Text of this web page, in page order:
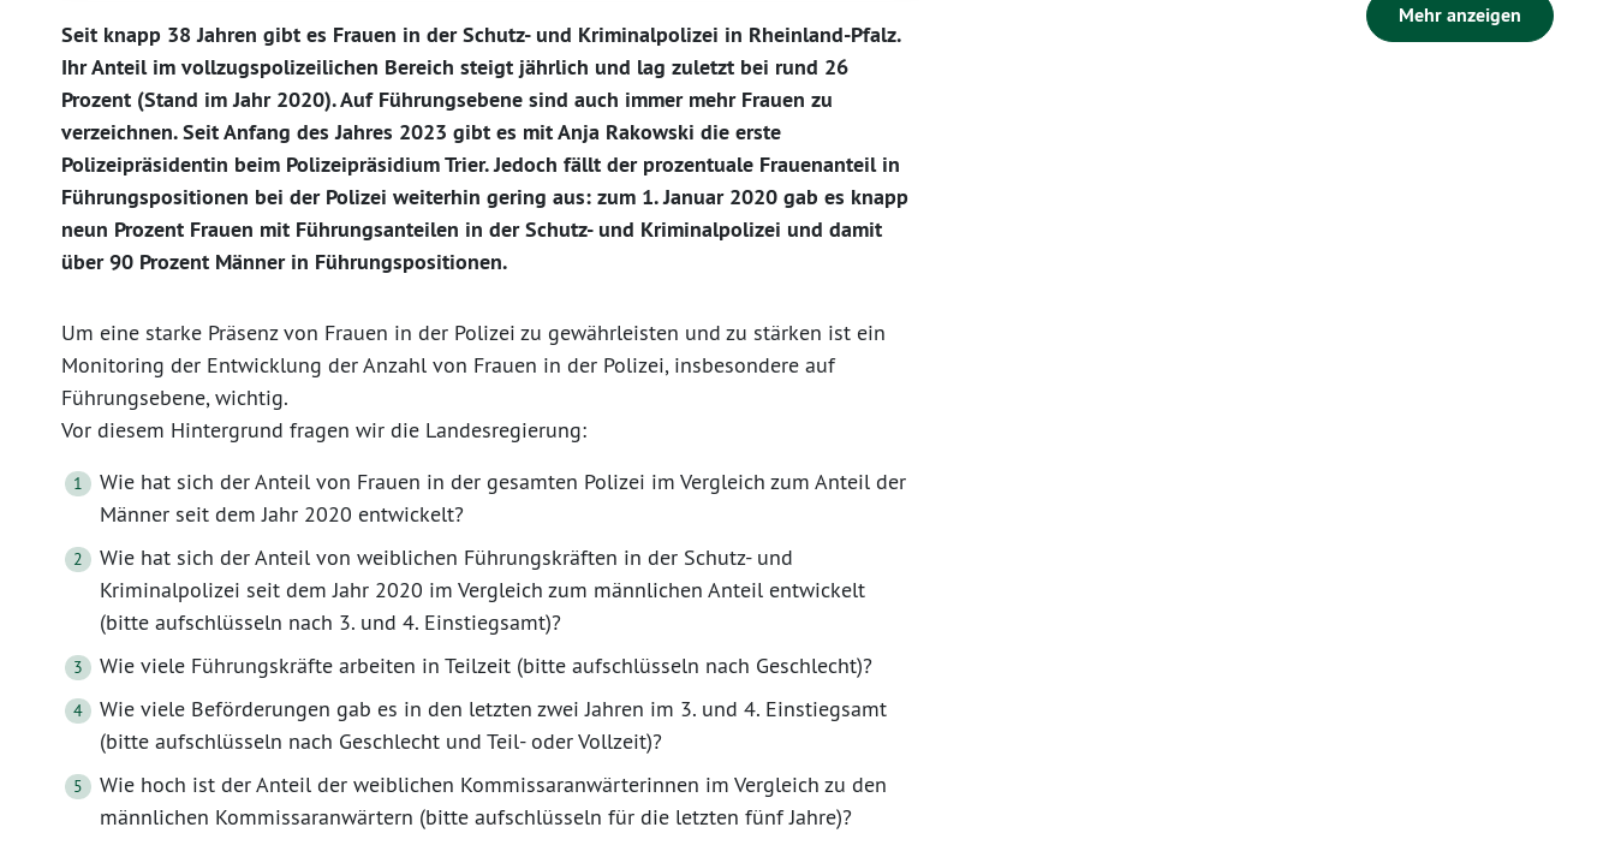
Seit knapp 38 Jahren gibt es Frauen in der Schutz- und Kriminalpolizei in Rheinland-Pfalz.
Ihr Anteil im vollzugspolizeilichen Bereich steigt jährlich und lag zuletzt bei rund 26
Prozent (Stand im Jahr 2020). Auf Führungsebene sind auch immer mehr Frauen zu
verzeichnen. Seit Anfang des Jahres 2023 gibt es mit Anja Rakowski die erste
Polizeipräsidentin beim Polizeipräsidium Trier. Jedoch fällt der prozentuale Frauenanteil in
Führungspositionen bei der Polizei weiterhin gering aus: zum 1. Januar 2020 gab es knapp
neun Prozent Frauen mit Führungsanteilen in der Schutz- und Kriminalpolizei und damit
über 90 Prozent Männer in Führungspositionen.
Um eine starke Präsenz von Frauen in der Polizei zu gewährleisten und zu stärken ist ein
Monitoring der Entwicklung der Anzahl von Frauen in der Polizei, insbesondere auf
Führungsebene, wichtig.
Vor diesem Hintergrund fragen wir die Landesregierung:
Wie hat sich der Anteil von Frauen in der gesamten Polizei im Vergleich zum Anteil der
Männer seit dem Jahr 2020 entwickelt?
Wie hat sich der Anteil von weiblichen Führungskräften in der Schutz- und
Kriminalpolizei seit dem Jahr 2020 im Vergleich zum männlichen Anteil entwickelt
(bitte aufschlüsseln nach 3. und 4. Einstiegsamt)?
Wie viele Führungskräfte arbeiten in Teilzeit (bitte aufschlüsseln nach Geschlecht)?
Wie viele Beförderungen gab es in den letzten zwei Jahren im 3. und 4. Einstiegsamt
(bitte aufschlüsseln nach Geschlecht und Teil- oder Vollzeit)?
Wie hoch ist der Anteil der weiblichen Kommissaranwärterinnen im Vergleich zu den
männlichen Kommissaranwärtern (bitte aufschlüsseln für die letzten fünf Jahre)?
Mehr anzeigen